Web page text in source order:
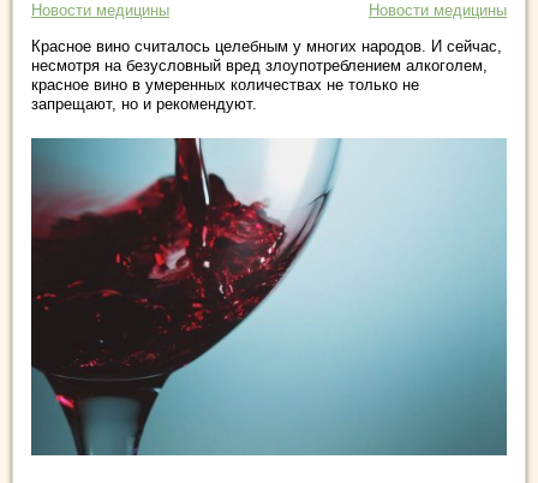
Новости медицины
Новости медицины
Красное вино считалось целебным у многих народов. И сейчас,
несмотря на безусловный вред злоупотреблением алкоголем,
красное вино в умеренных количествах не только не
запрещают, но и рекомендуют.